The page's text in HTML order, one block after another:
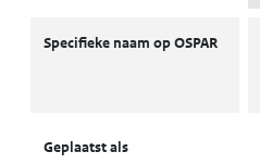
Specifieke naam op OSPAR
Geplaatst als